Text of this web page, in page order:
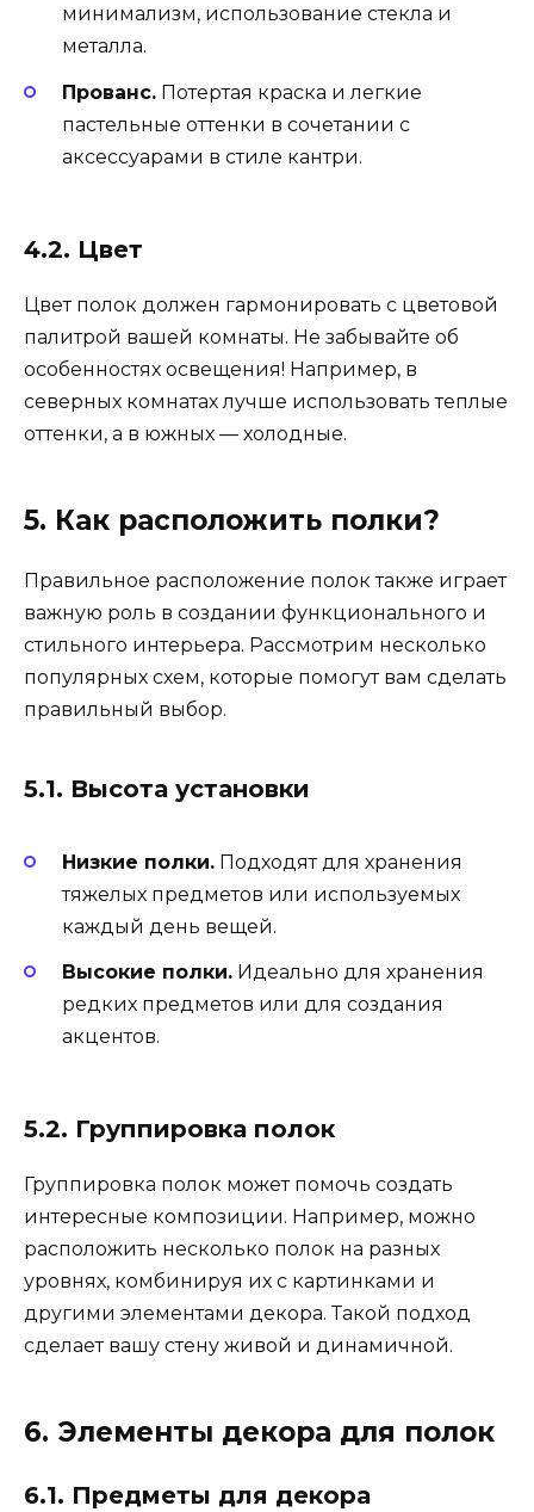
минимализм, использование стекла и
металла.
Прованс. Потертая краска и легкие
пастельные оттенки в сочетании с
аксессуарами в стиле кантри.
4.2. Цвет
Цвет полок должен гармонировать с цветовой
палитрой вашей комнаты. Не забывайте об
особенностях освещения! Например, в
северных комнатах лучше использовать теплые
оттенки, а в южных — холодные.
5. Как расположить полки?
Правильное расположение полок также играет
важную роль в создании функционального и
стильного интерьера. Рассмотрим несколько
популярных схем, которые помогут вам сделать
правильный выбор.
5.1. Высота установки
Низкие полки. Подходят для хранения
тяжелых предметов или используемых
каждый день вещей.
Высокие полки. Идеально для хранения
редких предметов или для создания
акцентов.
5.2. Группировка полок
Группировка полок может помочь создать
интересные композиции. Например, можно
расположить несколько полок на разных
уровнях, комбинируя их с картинками и
другими элементами декора. Такой подход
сделает вашу стену живой и динамичной.
6. Элементы декора для полок
6.1. Предметы для декора